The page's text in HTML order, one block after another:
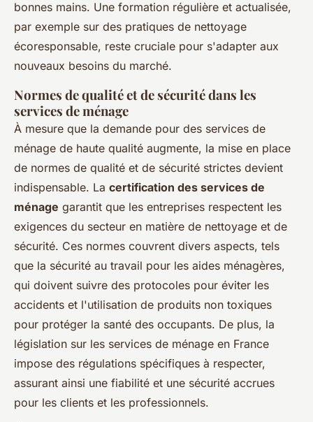
bonnes mains. Une formation régulière et actualisée,
par exemple sur des pratiques de nettoyage
écoresponsable, reste cruciale pour s'adapter aux
nouveaux besoins du marché.
Normes de qualité et de sécurité dans les
services de ménage
À mesure que la demande pour des services de
ménage de haute qualité augmente, la mise en place
de normes de qualité et de sécurité strictes devient
indispensable. La certification des services de
ménage garantit que les entreprises respectent les
exigences du secteur en matière de nettoyage et de
sécurité. Ces normes couvrent divers aspects, tels
que la sécurité au travail pour les aides ménagères,
qui doivent suivre des protocoles pour éviter les
accidents et l'utilisation de produits non toxiques
pour protéger la santé des occupants. De plus, la
législation sur les services de ménage en France
impose des régulations spécifiques à respecter,
assurant ainsi une fiabilité et une sécurité accrues
pour les clients et les professionnels.